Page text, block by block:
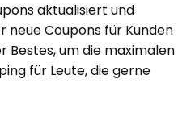
aktualisiert und
Coupons für Kunden
Bestes, um die maximalen
für Leute, die gerne